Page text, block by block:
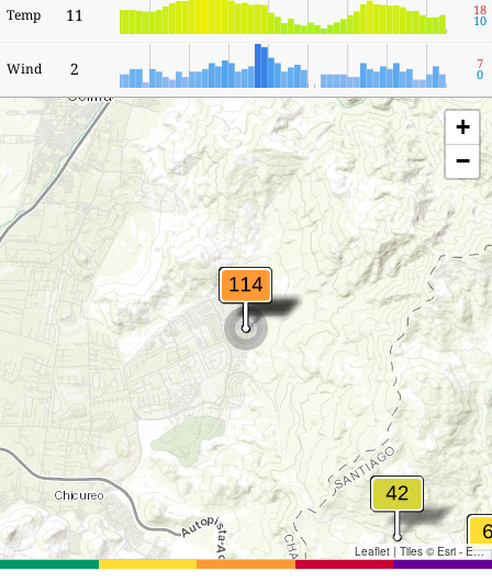
Temp 11 18
10
Wind 2 7
0
+
−
Leaflet | Tiles © Esri - Esri, DeLorme, NAVTEQ, TomTom, Intermap, iPC, USGS, FAO, NPS, NRCAN, GeoBase, Kadaster NL, Ordnance Survey, Esri Japan, METI, Esri China (Hong Kong), and the GIS User Community